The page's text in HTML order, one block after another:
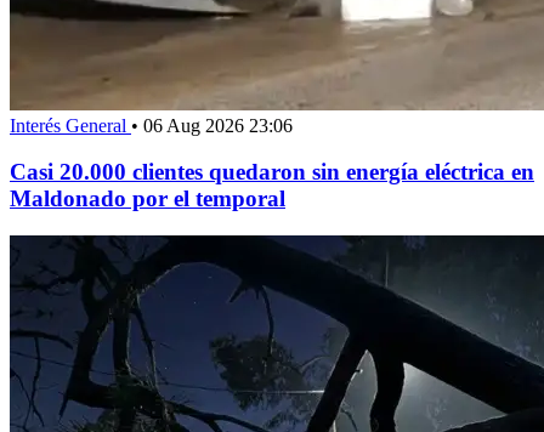
Interés General • 06 Aug 2026 23:06
Casi 20.000 clientes quedaron sin energía eléctrica en
Maldonado por el temporal